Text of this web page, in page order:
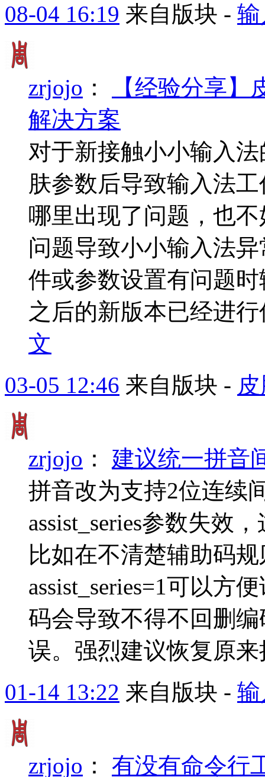
08-04 16:19 来自版块 -
zrjojo ：
【经验分享
解决方案
对于新接触小小输入
肤参数后导致输入法
哪里出现了问题，也
问题导致小小输入法
件或参数设置有问题
之后的新版本已经进
文
03-05 12:46 来自版块 -
zrjojo ： 建议统一拼音
拼音改为支持2位连续
assist_series参数失效
比如在不清楚辅助码
assist_series=1可以方
码会导致不得不回删
误。强烈建议恢复原
01-14 13:22 来自版块 -
zrjojo ： 有没有命令行